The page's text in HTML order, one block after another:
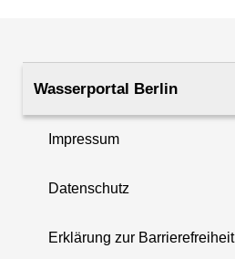
Wasserportal Berlin
Impressum
Datenschutz
Erklärung zur Barrierefreiheit